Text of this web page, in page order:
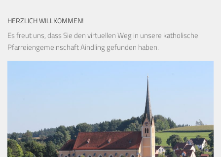
HERZLICH WILLKOMMEN!
Es freut uns, dass Sie den virtuellen Weg in unsere katholische
Pfarreiengemeinschaft Aindling gefunden haben.